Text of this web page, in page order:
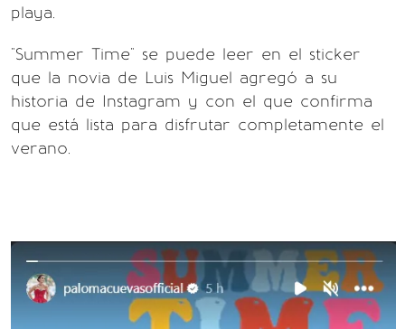
playa.
"Summer Time" se puede leer en el sticker
que la novia de Luis Miguel agregó a su
historia de Instagram y con el que confirma
que está lista para disfrutar completamente el
verano.